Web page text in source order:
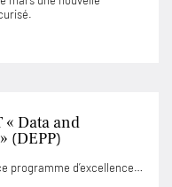
« Data and
(DEPP)
programme d’excellence…